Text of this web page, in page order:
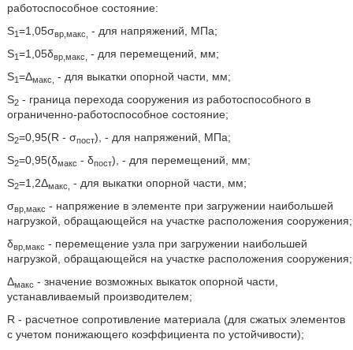
работоспособное состояние:
S1=1,05σвр,макс,
- для напряжений, МПа;
S1=1,05δвр,макс,
- для перемещений, мм;
S1=Δмакс,
- для выкатки опорной части, мм;
S2- граница перехода сооружения из работоспособного в
ограниченно-работоспособное состояние;
S2=0,95(R - σпост), - для напряжений, МПа;
S2=0,95(δмакс - δпост), - для перемещений, мм;
S2=1,2Δмакс,
- для выкатки опорной части, мм;
σвр,макс - напряжение в элементе при загружении наибольшей
нагрузкой, обращающейся на участке расположения сооружения;
δвр,макс - перемещение узла при загружении наибольшей
нагрузкой, обращающейся на участке расположения сооружения;
Δмакс - значение возможных выкаток опорной части,
устанавливаемый производителем;
R - расчетное сопротивление материала (для сжатых элементов
с учетом понижающего коэффициента по устойчивости);